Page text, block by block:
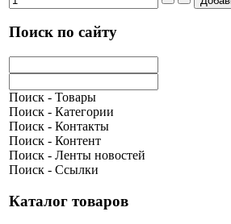
Поиск по сайту
Поиск - Товары
Поиск - Категории
Поиск - Контакты
Поиск - Контент
Поиск - Ленты новостей
Поиск - Ссылки
Каталог товаров